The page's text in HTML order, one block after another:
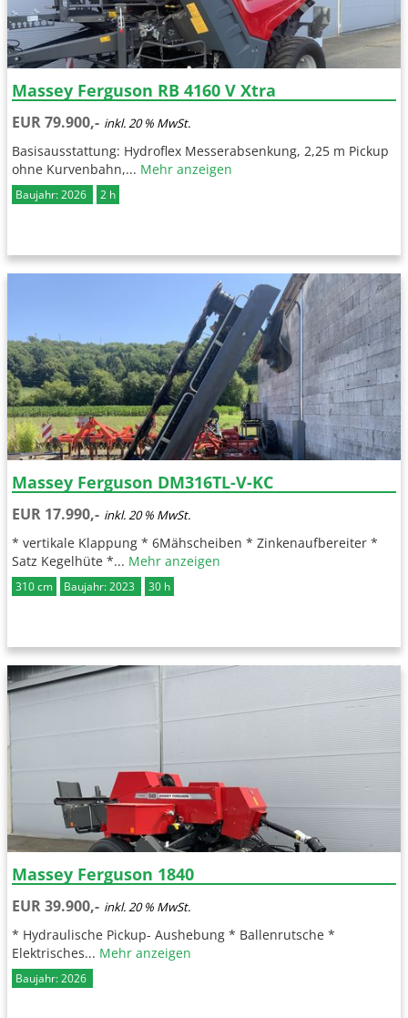
Massey Ferguson RB 4160 V Xtra
EUR 79.900,- inkl. 20 % MwSt.
Basisausstattung: Hydroflex Messerabsenkung, 2,25 m Pickup
ohne Kurvenbahn,... Mehr anzeigen
Baujahr: 2026 2 h
Massey Ferguson DM316TL-V-KC
EUR 17.990,- inkl. 20 % MwSt.
* vertikale Klappung * 6Mähscheiben * Zinkenaufbereiter *
Satz Kegelhüte *... Mehr anzeigen
310 cm Baujahr: 2023 30 h
Massey Ferguson 1840
EUR 39.900,- inkl. 20 % MwSt.
* Hydraulische Pickup- Aushebung * Ballenrutsche *
Elektrisches... Mehr anzeigen
Baujahr: 2026